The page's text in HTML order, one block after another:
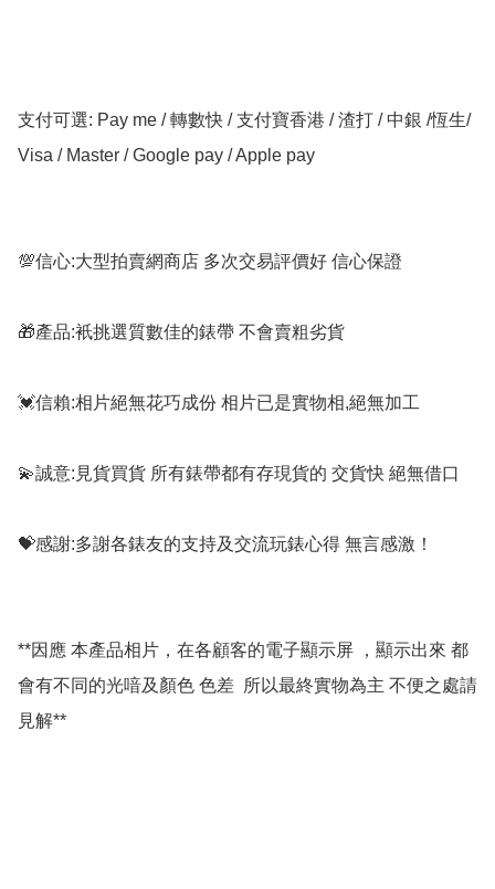
支付可選: Pay me / 轉數快 / 支付寶香港 / 渣打 / 中銀 /恆生/
Visa / Master / Google pay / Apple pay
💯信心:大型拍賣網商店 多次交易評價好 信心保證
🎁產品:衹挑選質數佳的錶帶 不會賣粗劣貨
💓信賴:相片絕無花巧成份 相片已是實物相,絕無加工
💫誠意:見貨買貨 所有錶帶都有存現貨的 交貨快 絕無借口
💝感謝:多謝各錶友的支持及交流玩錶心得 無言感激！
**因應 本產品相片，在各顧客的電子顯示屏 ，顯示出來 都
會有不同的光喑及顏色 色差  所以最終實物為主 不便之處請
見解**